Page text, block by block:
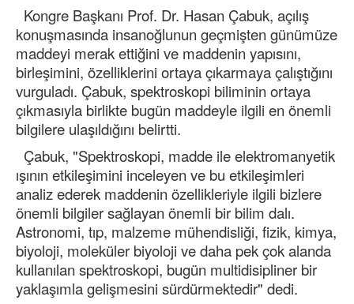
Kongre Başkanı Prof. Dr. Hasan Çabuk, açılış
konuşmasında insanoğlunun geçmişten günümüze
maddeyi merak ettiğini ve maddenin yapısını,
birleşimini, özelliklerini ortaya çıkarmaya çalıştığını
vurguladı. Çabuk, spektroskopi biliminin ortaya
çıkmasıyla birlikte bugün maddeyle ilgili en önemli
bilgilere ulaşıldığını belirtti.
Çabuk, "Spektroskopi, madde ile elektromanyetik
ışının etkileşimini inceleyen ve bu etkileşimleri
analiz ederek maddenin özellikleriyle ilgili bizlere
önemli bilgiler sağlayan önemli bir bilim dalı.
Astronomi, tıp, malzeme mühendisliği, fizik, kimya,
biyoloji, moleküler biyoloji ve daha pek çok alanda
kullanılan spektroskopi, bugün multidisipliner bir
yaklaşımla gelişmesini sürdürmektedir" dedi.